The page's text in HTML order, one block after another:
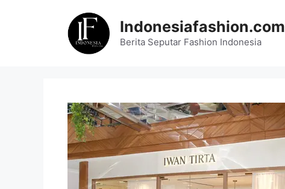
Indonesiafashion.com
Berita Seputar Fashion Indonesia